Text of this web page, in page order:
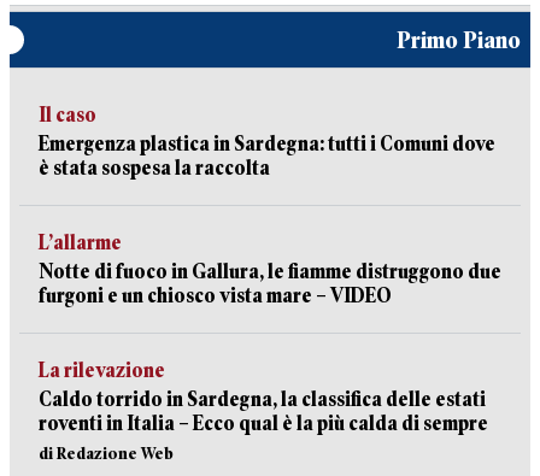
Primo Piano
Il caso
Emergenza plastica in Sardegna: tutti i Comuni dove
è stata sospesa la raccolta
L’allarme
Notte di fuoco in Gallura, le fiamme distruggono due
furgoni e un chiosco vista mare – VIDEO
La rilevazione
Caldo torrido in Sardegna, la classifica delle estati
roventi in Italia – Ecco qual è la più calda di sempre
di Redazione Web